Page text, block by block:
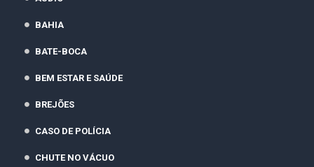
BAHIA
BATE-BOCA
BEM ESTAR E SAÚDE
BREJÕES
CASO DE POLÍCIA
CHUTE NO VÁCUO